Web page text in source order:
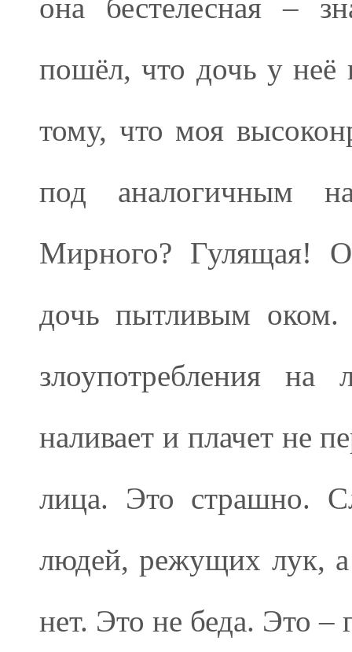
она бестелесная –
пошёл, что дочь у неё
тому, что моя
под аналогичным
Мирного? Гулящая!
дочь пытливым оком.
злоупотребления на
наливает и плачет не
лица. Это страшно.
людей, режущих лук,
нет. Это не беда. Это –